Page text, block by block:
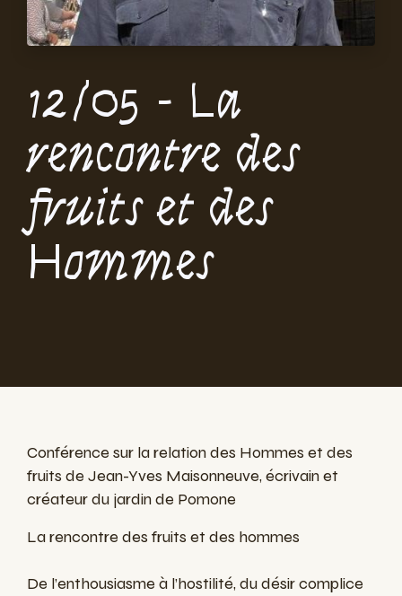
12/05 - La
rencontre des
fruits et des
Hommes
Conférence sur la relation des Hommes et des
fruits de Jean-Yves Maisonneuve, écrivain et
créateur du jardin de Pomone
La rencontre des fruits et des hommes
De l’enthousiasme à l’hostilité, du désir complice